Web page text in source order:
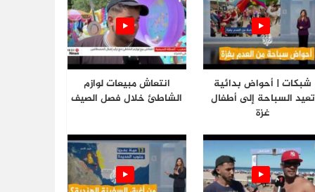
شبكات | أحواض بدائية
تعيد السباحة إلى أطفال
غزة
انتعاش مبيعات لوازم
الشاطئ خلال فصل الصيف